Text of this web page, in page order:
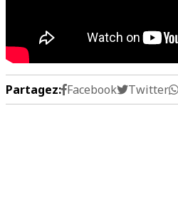
Partagez: Facebook Twitter